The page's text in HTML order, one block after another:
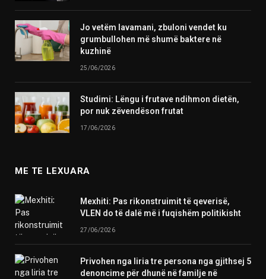
Jo vetëm lavamani, zbuloni vendet ku
grumbullohen më shumë baktere në
kuzhinë
25/06/2026
Studimi: Lëngu i frutave ndihmon dietën,
por nuk zëvendëson frutat
17/06/2026
ME TE LEXUARA
Mexhiti: Pas rikonstruimit të qeverisë,
VLEN do të dalë më i fuqishëm politikisht
27/06/2026
Privohen nga liria tre persona nga gjithsej 5
denoncime për dhunë në familje në